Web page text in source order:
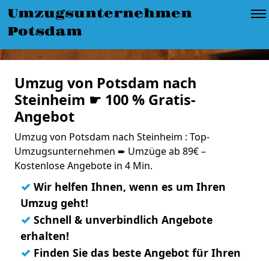
Umzugsunternehmen
Potsdam
Umzug von Potsdam nach
Steinheim ☛ 100 % Gratis-
Angebot
Umzug von Potsdam nach Steinheim : Top-
Umzugsunternehmen ➨ Umzüge ab 89€ –
Kostenlose Angebote in 4 Min.
✓ Wir helfen Ihnen, wenn es um Ihren
Umzug geht!
✓ Schnell & unverbindlich Angebote
erhalten!
✓ Finden Sie das beste Angebot für Ihren